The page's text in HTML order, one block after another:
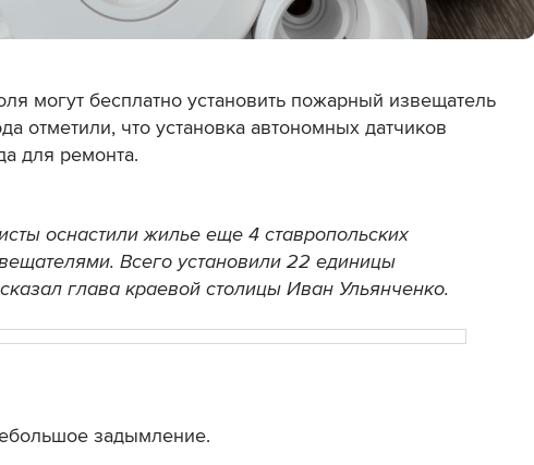
могут бесплатно установить пожарный извещатель
отметили, что установка автономных датчиков
для ремонта.
оснастили жилье еще 4 ставропольских
Всего установили 22 единицы
глава краевой столицы Иван Ульянченко.
задымление.